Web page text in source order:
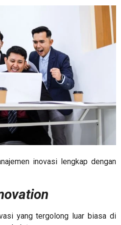
inovasi lengkap dengan
yang tergolong luar biasa di